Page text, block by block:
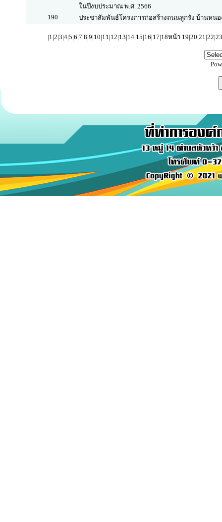
ในปีงบประมาณ พ.ศ. 2566
190
ประชาสัมพันธ์โครงการก่อสร้างถนนลูกรัง บ้านหน
|1|2|3|4|5|6|7|8|9|10|11|12|13|14|15|16|17|18หน้า 19|20|21|22|23